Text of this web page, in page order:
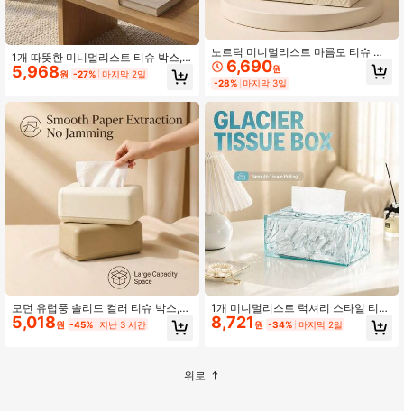
1개 따뜻한 미니멀리스트 티슈 박스,
크림 화이트 우드 그레인 뚜껑, 창의적
인 디자인 티슈 홀더, 다양한 색상 선
합, 침실, 방, 거실을 더 깨끗하고 깔끔
하게 만듭니다
5,968원 -27% 마지막 2일
모던 유럽풍 솔리드 컬러 티슈 박스,
거실과 침실용 플라스틱 장식 소품, 다
양한 색상 선택 가능, 스프링 장착 크
끗하고 깔끔하게 유지, 다양한 파티와
5,018원 -45% 지난 3 시간
노르딕 미니멀리스트 마름모 티슈 박
스, 거실 & 침실 장식, 다양한 색상 선
택 가능, 양면 창의적 디자인, 거실/침
실/주방/사무실에 적합, 휴일 선물. 침
실, 방, 거실을 더 깨끗하고 깔끔하게
만드세요
6,690원
-28% 마지막 3일
1개 미니멀리스트 럭셔리 스타일 티슈
박스, 플라스틱 솔리드 컬러 대용량 티
슈 홀더, 창의적인 빙하 텍스처 디자
만듭니다
8,721 원 -34% 마지막 2일
위로